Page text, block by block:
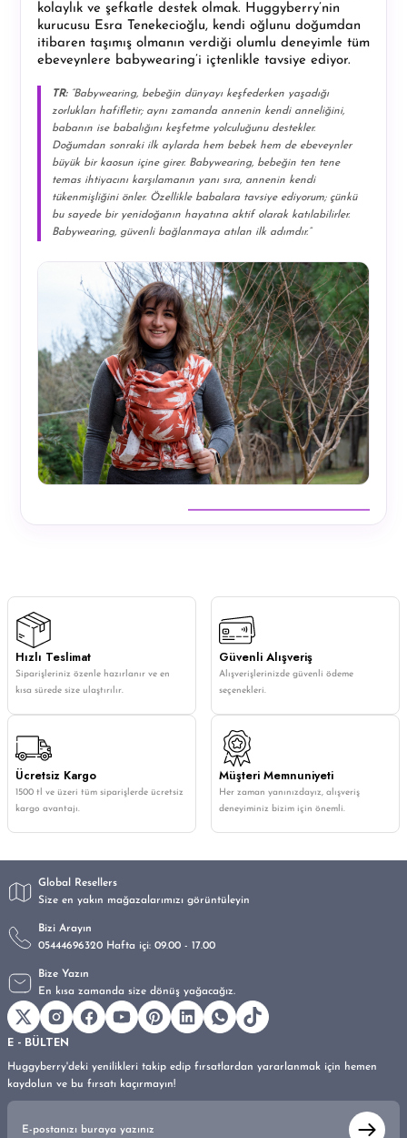
kolaylık ve şefkatle destek olmak. Huggyberry’nin
kurucusu Esra Tenekecioğlu, kendi oğlunu doğumdan
itibaren taşımış olmanın verdiği olumlu deneyimle tüm
ebeveynlere babywearing’i içtenlikle tavsiye ediyor.
TR:“Babywearing, bebeğin dünyayı keşfederken yaşadığı
zorlukları hafifletir; aynı zamanda annenin kendi anneliğini,
babanın ise babalığını keşfetme yolculuğunu destekler.
Doğumdan sonraki ilk aylarda hem bebek hem de ebeveynler
büyük bir kaosun içine girer. Babywearing, bebeğin ten tene
temas ihtiyacını karşılamanın yanı sıra, annenin kendi
tükenmişliğini önler. Özellikle babalara tavsiye ediyorum; çünkü
bu sayede bir yenidoğanın hayatına aktif olarak katılabilirler.
Babywearing, güvenli bağlanmaya atılan ilk adımdır.”
Hızlı Teslimat
Siparişleriniz özenle hazırlanır ve en
kısa sürede size ulaştırılır.
Güvenli Alışveriş
Alışverişlerinizde güvenli ödeme
seçenekleri.
Ücretsiz Kargo
1500 tl ve üzeri tüm siparişlerde ücretsiz
kargo avantajı.
Müşteri Memnuniyeti
Her zaman yanınızdayız, alışveriş
deneyiminiz bizim için önemli.
Global Resellers
Size en yakın mağazalarımızı görüntüleyin
Bizi Arayın
05444696320 Hafta içi: 09.00 - 17.00
Bize Yazın
En kısa zamanda size dönüş yağacağız.
E - BÜLTEN
Huggyberry'deki yenilikleri takip edip fırsatlardan yararlanmak için hemen
kaydolun ve bu fırsatı kaçırmayın!